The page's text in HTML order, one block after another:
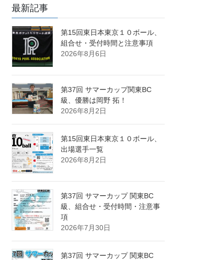
最新記事
第15回東日本東京１０ボール、
組合せ・受付時間と注意事項
2026年8月6日
第37回 サマーカップ関東BC
級、優勝は岡野 拓！
2026年8月2日
第15回東日本東京１０ボール、
出場選手一覧
2026年8月2日
第37回 サマーカップ 関東BC
級、組合せ・受付時間・注意事
項
2026年7月30日
第37回 サマーカップ 関東BC